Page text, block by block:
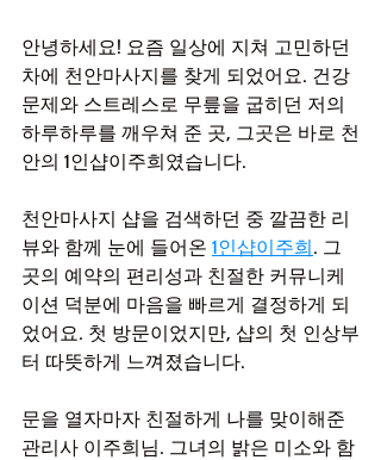
안녕하세요! 요즘 일상에 지쳐 고민하던
차에 천안마사지를 찾게 되었어요. 건강
문제와 스트레스로 무릎을 굽히던 저의
하루하루를 깨우쳐 준 곳, 그곳은 바로 천
안의 1인샵이주희였습니다.
천안마사지 샵을 검색하던 중 깔끔한 리
뷰와 함께 눈에 들어온 1인샵이주희. 그
곳의 예약의 편리성과 친절한 커뮤니케
이션 덕분에 마음을 빠르게 결정하게 되
었어요. 첫 방문이었지만, 샵의 첫 인상부
터 따뜻하게 느껴졌습니다.
문을 열자마자 친절하게 나를 맞이해준
관리사 이주희님. 그녀의 밝은 미소와 함